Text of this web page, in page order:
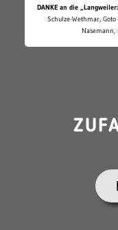
DANKE an die
Schulze-Wethmar,
Nasemann,